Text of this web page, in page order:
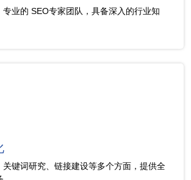
业的 SEO专家团队，具备深入的行业知
关键词研究、链接建设等多个方面，提供全